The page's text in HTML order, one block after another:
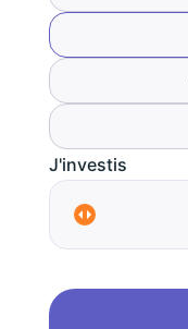
J'investis